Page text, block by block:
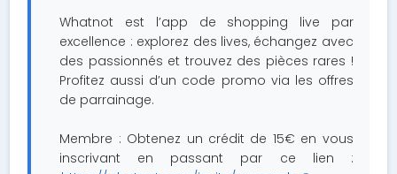
Whatnot est l’app de shopping live par
excellence : explorez des lives, échangez avec
des passionnés et trouvez des pièces rares !
Profitez aussi d’un code promo via les offres
de parrainage.
Membre : Obtenez un crédit de 15€ en vous
inscrivant en passant par ce lien :